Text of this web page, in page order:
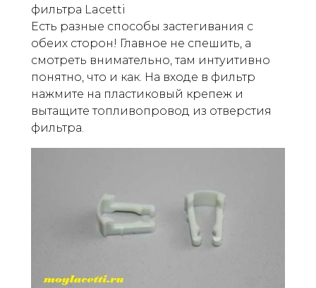
фильтра Lacetti
Есть разные способы застегивания с
обеих сторон! Главное не спешить, а
смотреть внимательно, там интуитивно
понятно, что и как. На входе в фильтр
нажмите на пластиковый крепеж и
вытащите топливопровод из отверстия
фильтра.